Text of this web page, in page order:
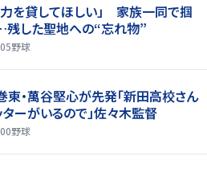
力を貸してほしい」 家族一同で掴
した聖地への“忘れ物”
野球
東・萬谷堅心が先発「新田高校さん
ーがいるので」佐々木監督
野球